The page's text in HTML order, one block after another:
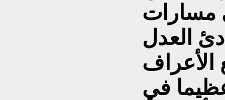
مسارات
العدل
في